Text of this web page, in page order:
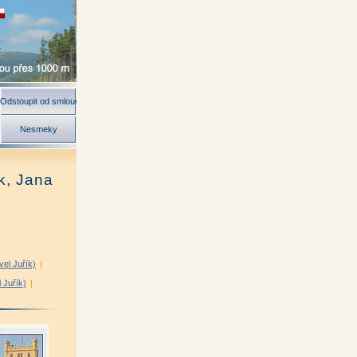
Odstoupit od smlouvy
Nesmeky
Jana
Juřík) |
Juřík) |